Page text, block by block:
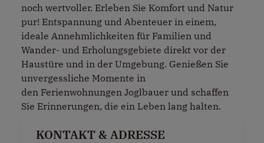
noch wertvoller. Erleben Sie Komfort und Natur
pur! Entspannung und Abenteuer in einem,
ideale Annehmlichkeiten für Familien und
Wander- und Erholungsgebiete direkt vor der
Haustüre und in der Umgebung. Genießen Sie
unvergessliche Momente in
den Ferienwohnungen Joglbauer und schaffen
Sie Erinnerungen, die ein Leben lang halten.
KONTAKT & ADRESSE